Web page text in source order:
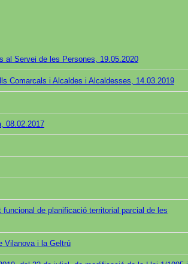
al Servei de les Persones, 19.05.2020
Comarcals i Alcaldes i Alcaldesses, 14.03.2019
08.02.2017
de planificació territorial parcial de les
Vilanova i la Geltrú